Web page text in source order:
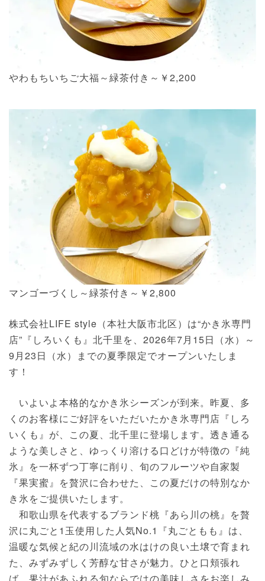
やわもちいちご大福～緑茶付き～￥2,200
マンゴーづくし～緑茶付き～￥2,800
株式会社LIFE style（本社大阪市北区）は“かき氷専門
店”『しろいくも』北千里を、2026年7月15日（水）～
9月23日（水）までの夏季限定でオープンいたしま
す！
いよいよ本格的なかき氷シーズンが到来。昨夏、多
くのお客様にご好評をいただいたかき氷専門店『しろ
いくも』が、この夏、北千里に登場します。透き通る
ような美しさと、ゆっくり溶ける口どけが特徴の『純
氷』を一杯ずつ丁寧に削り、旬のフルーツや自家製
『果実蜜』を贅沢に合わせた、この夏だけの特別なか
き氷をご提供いたします。
和歌山県を代表するブランド桃『あら川の桃』を贅
沢に丸ごと1玉使用した人気No.1『丸ごともも』は、
温暖な気候と紀の川流域の水はけの良い土壌で育まれ
た、みずみずしく芳醇な甘さが魅力。ひと口頬張れ